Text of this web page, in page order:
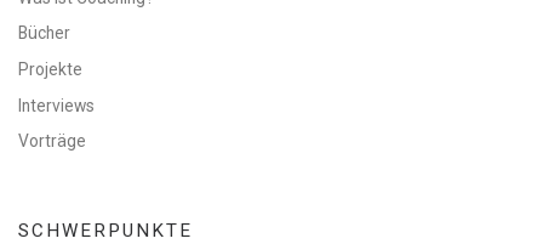
Bücher
Projekte
Interviews
Vorträge
SCHWERPUNKTE